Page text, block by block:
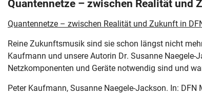
Quantennetze – zwischen Realität und
Quantennetze – zwischen Realität und Zukunft in
Reine Zukunftsmusik sind sie schon längst nicht
Kaufmann und unsere Autorin Dr. Susanne Naegele-
Netzkomponenten und Geräte notwendig sind und
Peter Kaufmann, Susanne Naegele-Jackson. In: